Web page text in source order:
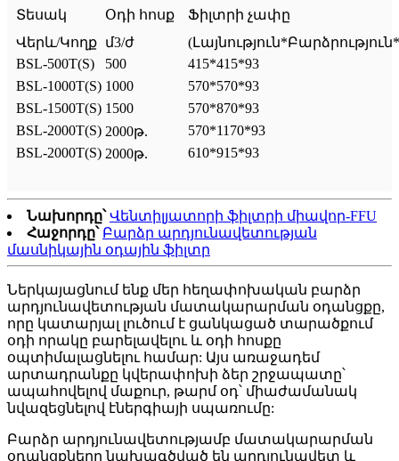
Տեսակ Օդի հոսք
Ֆիլտրի չափը
Վերև/Կողք մ3/ժ
BSL-500T(S)
500
415*415*93
BSL-1000T(S) 1000
570*570*93
BSL-1500T(S) 1500
570*870*93
BSL-2000T(S) 2000թ.
570*1170*93
BSL-2000T(S) 2000թ. 610*915*93
Նախորդը՝ Վենտիլյատորի ֆիլտրի միավոր-FFU
Հաջորդը՝ Բարձր արդյունավետության
մասնիկային օդային ֆիլտր
Ներկայացնում ենք մեր հեղափոխական բարձր
արդյունավետության մատակարարման օդանցքը,
որը կատարյալ լուծում է ցանկացած տարածքում
օդի որակը բարելավելու և օդի հոսքը
օպտիմալացնելու համար: Այս առաջադեմ
արտադրանքը կվերափոխի ձեր շրջապատը՝
ապահովելով մաքուր, թարմ օդ՝ միաժամանակ
նվազեցնելով էներգիայի սպառումը:
Բարձր արդյունավետությամբ մատակարարման
օդանցքները նախագծված են արդյունավետ և